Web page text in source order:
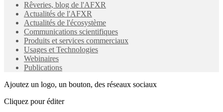
Rêveries, blog de l'AFXR
Actualités de l'AFXR
Actualités de l'écosystème
Communications scientifiques
Produits et services commerciaux
Usages et Technologies
Webinaires
Publications
Ajoutez un logo, un bouton, des réseaux sociaux
Cliquez pour éditer